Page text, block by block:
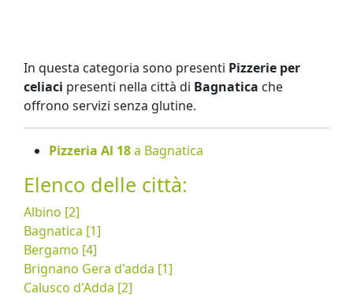
In questa categoria sono presenti Pizzerie per
celiaci presenti nella città di Bagnatica che
offrono servizi senza glutine.
Pizzeria Al 18a Bagnatica
Elenco delle città:
Albino [2]
Bagnatica [1]
Bergamo [4]
Brignano Gera d'adda [1]
Calusco d'Adda [2]